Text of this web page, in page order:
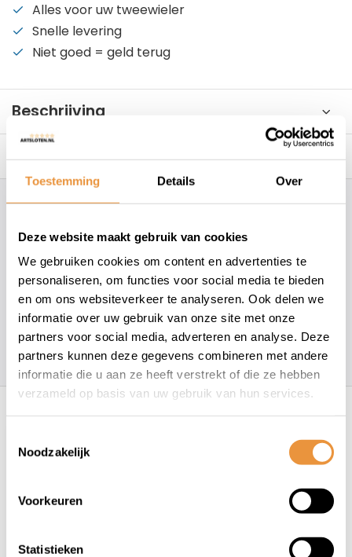
Toestemming Details Over
Deze website maakt gebruik van cookies
We gebruiken cookies om content en advertenties te
personaliseren, om functies voor social media te bieden
en om ons websiteverkeer te analyseren. Ook delen we
informatie over uw gebruik van onze site met onze
partners voor social media, adverteren en analyse. Deze
partners kunnen deze gegevens combineren met andere
informatie die u aan ze heeft verstrekt of die ze hebben
verzameld op basis van uw gebruik van hun services.
Noodzakelijk
Voorkeuren
Statistieken
Alles voor uw tweewieler
Snelle levering
Niet goed = geld terug
Beschrijving
Reviews 0/10
+31 78 780 2330
info@artsloten.nl
157 klanten geven een 4.7/ 5 op
Recent bekeken